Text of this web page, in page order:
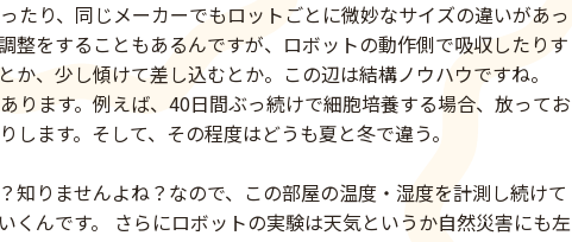
たり、同じメーカーでもロットごとに微妙なサイズの違いがあっ
整をすることもあるんですが、ロボットの動作側で吸収したりす
、少し傾けて差し込むとか。この辺は結構ノウハウですね。
ります。例えば、40日間ぶっ続けで細胞培養する場合、放ってお
ます。そして、その程度はどうも夏と冬で違う。
知りませんよね？なので、この部屋の温度・湿度を計測し続けて
くんです。 さらにロボットの実験は天気というか自然災害にも左